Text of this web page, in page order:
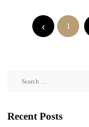
pagination
1
Recent Posts